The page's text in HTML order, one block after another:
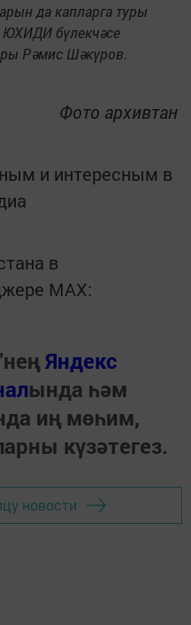
да капларга туры
ЮХИДИ бүлекчәсе
Рәмис Шәкүров.
Фото архивтан
и интересным в
в
MАХ:
Яндекс
ында һәм
иң мөһим,
күзәтегез.
новости